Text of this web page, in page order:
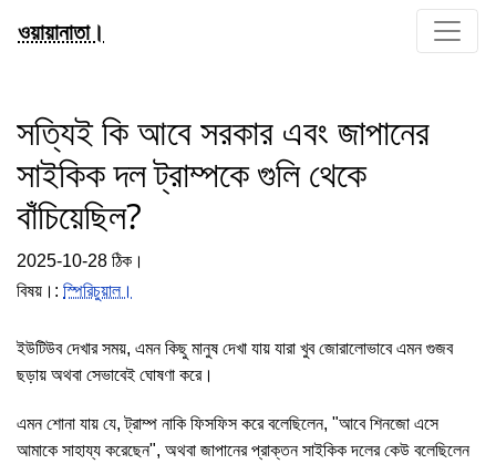
ওয়ায়ানাতা।
সত্যিই কি আবে সরকার এবং জাপানের
সাইকিক দল ট্রাম্পকে গুলি থেকে
বাঁচিয়েছিল?
2025-10-28 ঠিক।
বিষয়।: স্পিরিচুয়াল।
ইউটিউব দেখার সময়, এমন কিছু মানুষ দেখা যায় যারা খুব জোরালোভাবে এমন গুজব
ছড়ায় অথবা সেভাবেই ঘোষণা করে।
এমন শোনা যায় যে, ট্রাম্প নাকি ফিসফিস করে বলেছিলেন, "আবে শিনজো এসে
আমাকে সাহায্য করেছেন", অথবা জাপানের প্রাক্তন সাইকিক দলের কেউ বলেছিলেন